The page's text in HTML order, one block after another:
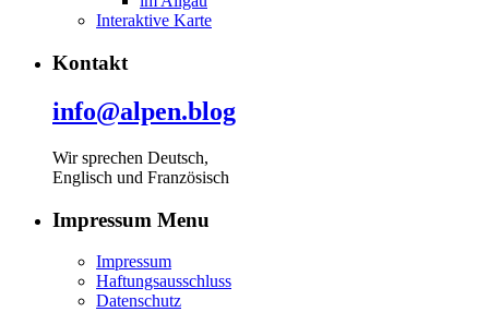
Interaktive Karte
Kontakt
info@alpen.blog
Wir sprechen Deutsch,
Englisch und Französisch
Impressum Menu
Impressum
Haftungsausschluss
Datenschutz